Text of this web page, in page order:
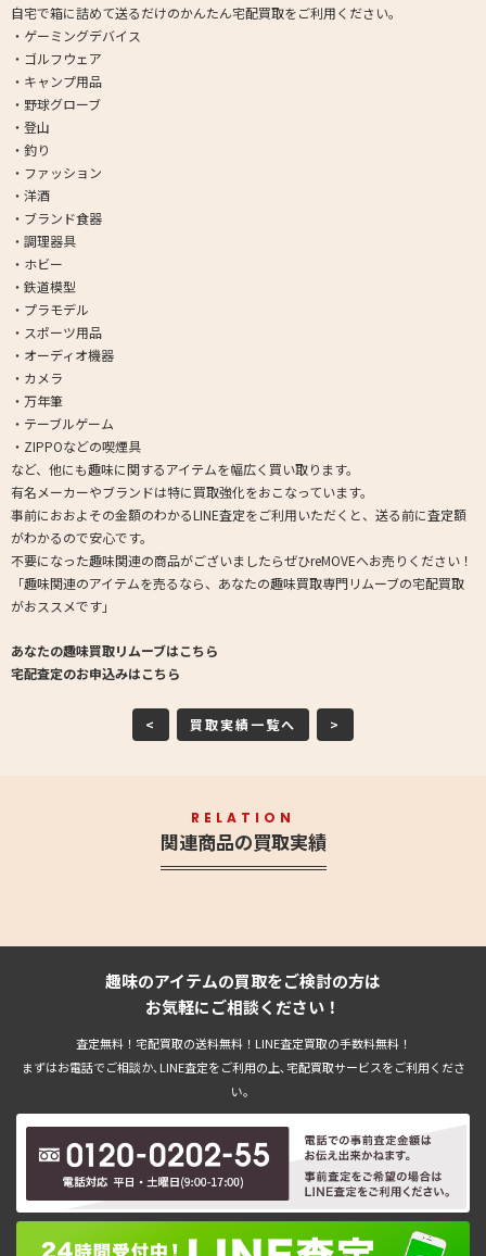
自宅で箱に詰めて送るだけのかんたん宅配買取をご利用ください。
・ゲーミングデバイス
・ゴルフウェア
・キャンプ用品
・野球グローブ
・登山
・釣り
・ファッション
・洋酒
・ブランド食器
・調理器具
・ホビー
・鉄道模型
・プラモデル
・スポーツ用品
・オーディオ機器
・カメラ
・万年筆
・テーブルゲーム
・ZIPPOなどの喫煙具
など、他にも趣味に関するアイテムを幅広く買い取ります。
有名メーカーやブランドは特に買取強化をおこなっています。
事前におおよその金額のわかるLINE査定をご利用いただくと、送る前に査定額
がわかるので安心です。
不要になった趣味関連の商品がございましたらぜひreMOVEへお売りください！
「趣味関連のアイテムを売るなら、あなたの趣味買取専門リムーブの宅配買取
がおススメです」
あなたの趣味買取リムーブはこちら
宅配査定のお申込みはこちら
< 買取実績一覧へ >
RELATION
関連商品の買取実績
趣味のアイテムの買取をご検討の方は
お気軽にご相談ください！
査定無料！宅配買取の送料無料！LINE査定買取の手数料無料！
まずはお電話でご相談か､LINE査定をご利用の上､宅配買取サービスをご利用くださ
い。